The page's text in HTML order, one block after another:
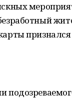
признался